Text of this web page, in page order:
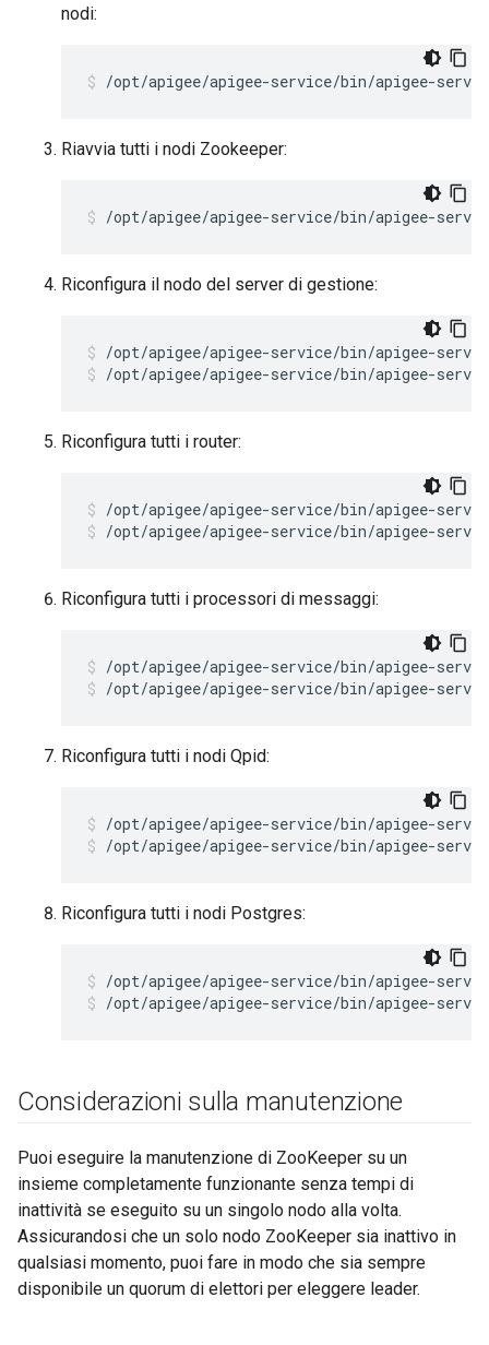
nodi:
/opt/apigee/apigee-service/bin/apigee-
Riavvia tutti i nodi Zookeeper:
/opt/apigee/apigee-service/bin/apigee-
Riconfigura il nodo del server di gestione:
/opt/apigee/apigee-service/bin/apigee-
/opt/apigee/apigee-service/bin/apigee-
Riconfigura tutti i router:
/opt/apigee/apigee-service/bin/apigee-
/opt/apigee/apigee-service/bin/apigee-
Riconfigura tutti i processori di messaggi:
/opt/apigee/apigee-service/bin/apigee-
/opt/apigee/apigee-service/bin/apigee-
Riconfigura tutti i nodi Qpid:
/opt/apigee/apigee-service/bin/apigee-
/opt/apigee/apigee-service/bin/apigee-
Riconfigura tutti i nodi Postgres:
/opt/apigee/apigee-service/bin/apigee-
/opt/apigee/apigee-service/bin/apigee-
Considerazioni sulla manutenzione
Puoi eseguire la manutenzione di ZooKeeper su un
insieme completamente funzionante senza tempi di
inattività se eseguito su un singolo nodo alla volta.
Assicurandosi che un solo nodo ZooKeeper sia inattivo in
qualsiasi momento, puoi fare in modo che sia sempre
disponibile un quorum di elettori per eleggere leader.